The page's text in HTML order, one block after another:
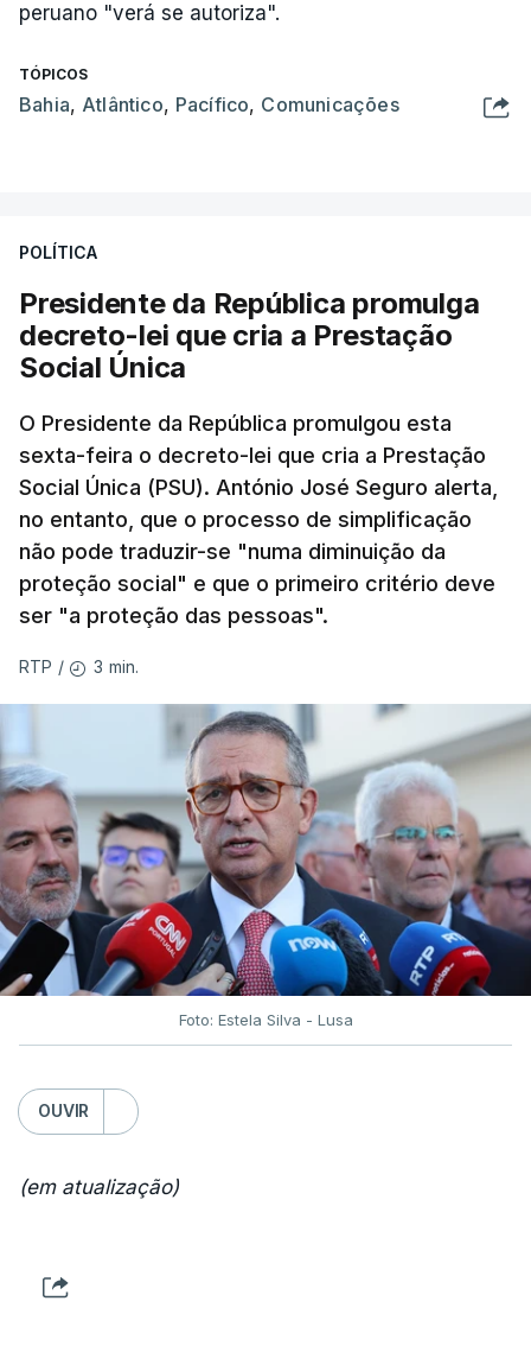
peruano "verá se autoriza".
TÓPICOS
Bahia, Atlântico, Pacífico, Comunicações
POLÍTICA
Presidente da República promulga
decreto-lei que cria a Prestação
Social Única
O Presidente da República promulgou esta
sexta-feira o decreto-lei que cria a Prestação
Social Única (PSU). António José Seguro alerta,
no entanto, que o processo de simplificação
não pode traduzir-se "numa diminuição da
proteção social" e que o primeiro critério deve
ser "a proteção das pessoas".
RTP / 3 min.
Foto: Estela Silva - Lusa
OUVIR
(em atualização)